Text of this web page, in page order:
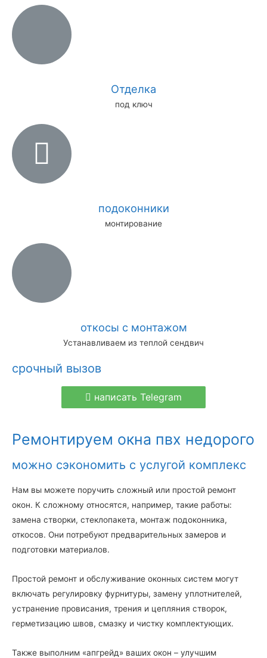
Отделка
под ключ
подоконники
монтирование
откосы с монтажом
Устанавливаем из теплой сендвич
срочный вызов
написать Telegram
Ремонтируем окна пвх недорого
можно сэкономить с услугой комплекс
Нам вы можете поручить сложный или простой ремонт
окон. К сложному относятся, например, такие работы:
замена створки, стеклопакета, монтаж подоконника,
откосов. Они потребуют предварительных замеров и
подготовки материалов.
Простой ремонт и обслуживание оконных систем могут
включать регулировку фурнитуры, замену уплотнителей,
устранение провисания, трения и цепляния створок,
герметизацию швов, смазку и чистку комплектующих.
Также выполним «апгрейд» ваших окон – улучшим